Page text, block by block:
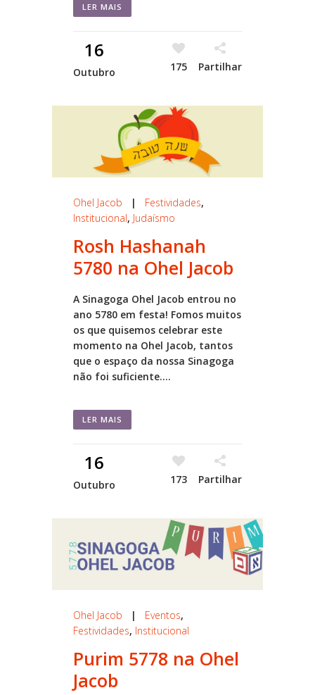
LER MAIS
16
Outubro 175 Partilhar
Ohel Jacob | Festividades,
Institucional, Judaísmo
Rosh Hashanah
5780 na Ohel Jacob
A Sinagoga Ohel Jacob entrou no
ano 5780 em festa! Fomos muitos
os que quisemos celebrar este
momento na Ohel Jacob, tantos
que o espaço da nossa Sinagoga
não foi suficiente....
LER MAIS
16
Outubro 173 Partilhar
Ohel Jacob | Eventos,
Festividades, Institucional
Purim 5778 na Ohel
Jacob